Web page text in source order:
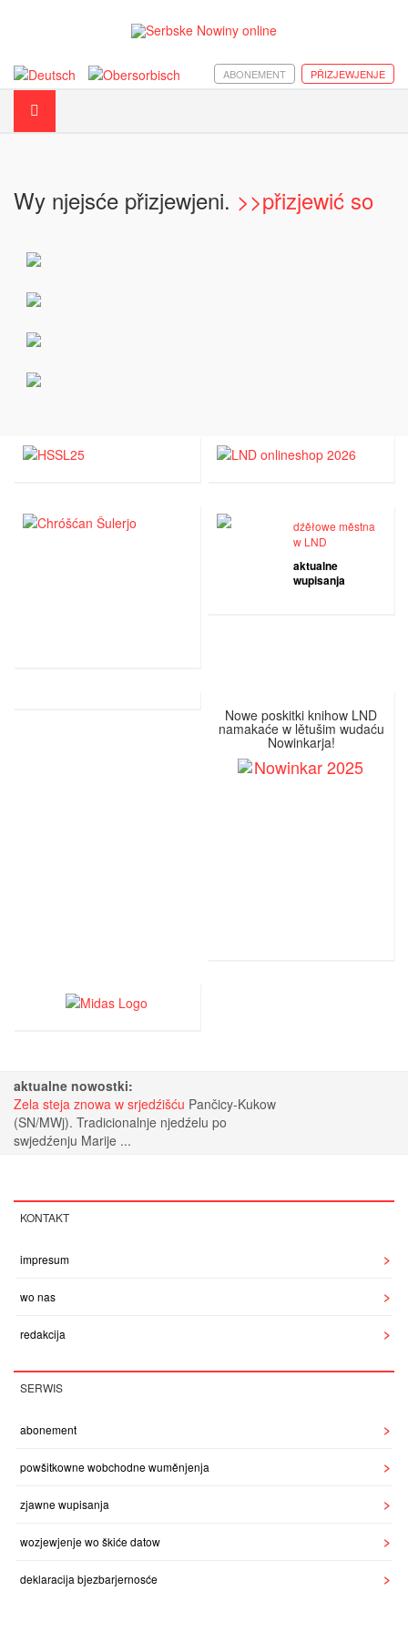
PŘIZJEWJENJE
ABONEMENT
Wy njejsće přizjewjeni. >>přizjewić so
dźěłowe městna
w LND
aktualne
wupisanja
Nowe poskitki knihow LND
namakaće w lětušim wudaću
Nowinkarja!
aktualne nowostki:
Zela steja znowa w srjedźišću Pančicy-Kukow
(SN/MWj). Tradicionalnje njedźelu po
swjedźenju Marije ...
KONTAKT
impresum
wo nas
redakcija
SERWIS
abonement
powšitkowne wobchodne wuměnjenja
zjawne wupisanja
wozjewjenje wo škiće datow
deklaracija bjezbarjernosće